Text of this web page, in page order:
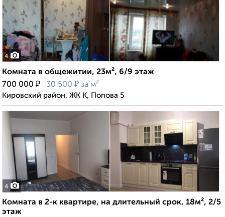
4
Комната в общежитии, 23м², 6/9 этаж
700 000 ₽ 30 500 ₽ за м²
Кировский район, ЖК К, Попова 5
4
Комната в 2-к квартире, на длительный срок, 18м², 2/5
этаж